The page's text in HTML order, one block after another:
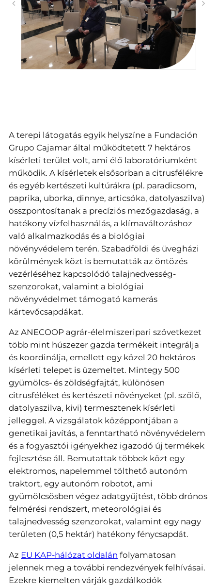
A terepi látogatás egyik helyszíne a Fundación
Grupo Cajamar által működtetett 7 hektáros
kísérleti terület volt, ami élő laboratóriumként
működik. A kísérletek elsősorban a citrusfélékre
és egyéb kertészeti kultúrákra (pl. paradicsom,
paprika, uborka, dinnye, articsóka, datolyaszilva)
összpontosítanak a precíziós mezőgazdaság, a
hatékony vízfelhasználás, a klímaváltozáshoz
való alkalmazkodás és a biológiai
növényvédelem terén. Szabadföldi és üvegházi
körülmények közt is bemutatták az öntözés
vezérléséhez kapcsolódó talajnedvesség-
szenzorokat, valamint a biológiai
növényvédelmet támogató kamerás
kártevőcsapdákat.
Az ANECOOP agrár-élelmiszeripari szövetkezet
több mint húszezer gazda termékeit integrálja
és koordinálja, emellett egy közel 20 hektáros
kísérleti telepet is üzemeltet. Mintegy 500
gyümölcs- és zöldségfajtát, különösen
citrusféléket és kertészeti növényeket (pl. szőlő,
datolyaszilva, kivi) termesztenek kísérleti
jelleggel. A vizsgálatok középpontjában a
genetikai javítás, a fenntartható növényvédelem
és a fogyasztói igényekhez igazodó új termékek
fejlesztése áll. Bemutattak többek közt egy
elektromos, napelemmel tölthető autonóm
traktort, egy autonóm robotot, ami
gyümölcsösben végez adatgyűjtést, több drónos
felmérési rendszert, meteorológiai és
talajnedvesség szenzorokat, valamint egy nagy
területen (0,5 hektár) hatékony fénycsapdát.
Az EU KAP-hálózat oldalán folyamatosan
jelennek meg a további rendezvények felhívásai.
Ezekre kiemelten várják gazdálkodók